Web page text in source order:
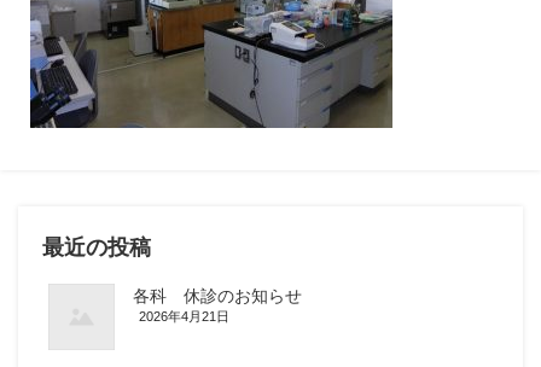
最近の投稿
各科 休診のお知らせ
2026年4月21日